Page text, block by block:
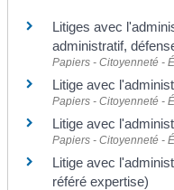
Litiges avec
administratif,
Papiers - Citoyenneté -
Litige avec
Papiers - Citoyenneté -
Litige avec
Papiers - Citoyenneté -
Litige avec
référé expertise)